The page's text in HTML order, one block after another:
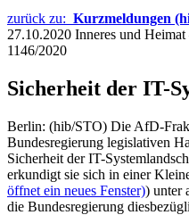
zurück zu: Kurzmeldungen
27.10.2020 Inneres und
1146/2020
Sicherheit der IT-
Berlin: (hib/STO) Die AfD-
Bundesregierung legislativen
Sicherheit der IT-
erkundigt sie sich in einer
öffnet ein neues Fenster)) unter
die Bundesregierung